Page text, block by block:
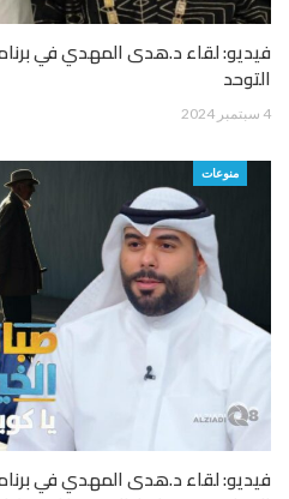
فيديو: لقاء د.هدى المهدي في
التوحد
4 سبتمبر 2024
منوعات
فيديو: لقاء د.هدى المهدي في